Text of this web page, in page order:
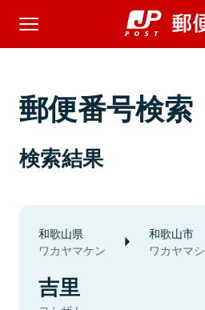
郵便番号検索
検索結果
和歌山県
ワカヤマケン
和歌山市
ワカヤマシ
吉里